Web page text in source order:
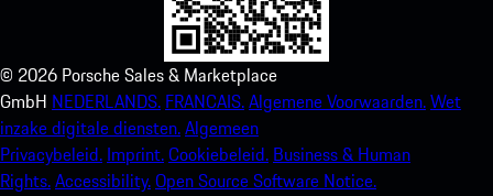
© 2026 Porsche Sales & Marketplace
GmbH NEDERLANDS. FRANCAIS.Algemene Voorwaarden.Wet
inzake digitale diensten.Algemeen
Privacybeleid. Imprint.Cookiebeleid. Business & Human
Rights.Accessibility.Open Source Software Notice.